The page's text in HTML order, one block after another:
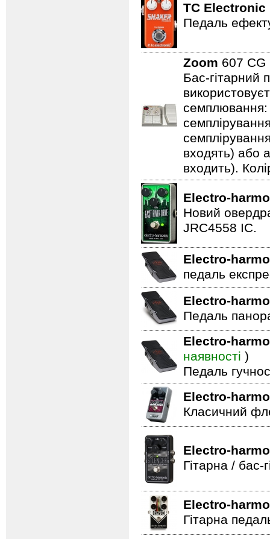
TC Electronic
Педаль
Zoom 607
Бас-гітарний
семплювання:
входять) або
входить).
Electro-
Новий
JRC4558 IC.
Electro-
педаль
Electro-
Педаль
Electro-
наявності )
Педаль
Electro-
Класичний
Electro-
Гітарна /
Electro-
Гітарна